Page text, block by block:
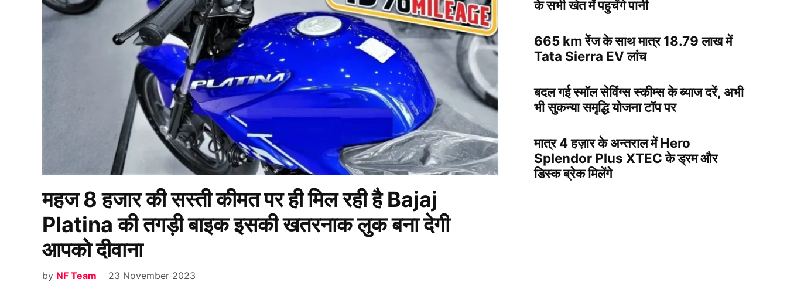
महज 8 हजार की सस्ती कीमत पर ही मिल रही है Bajaj
Platina की तगड़ी बाइक इसकी खतरनाक लुक बना देगी
आपको दीवाना
by NF Team 23 November 2023
के सभी खेत में पहुचेंगे पानी
665 km रेंज के साथ मात्र 18.79 लाख में
Tata Sierra EV लांच
बदल गई स्मॉल सेविंग्स स्कीम्स के ब्याज दरें, अभी
भी सुकन्या समृद्धि योजना टॉप पर
मात्र 4 हज़ार के अन्तराल में Hero
Splendor Plus XTEC के ड्रम और
डिस्क ब्रेक मिलेंगे